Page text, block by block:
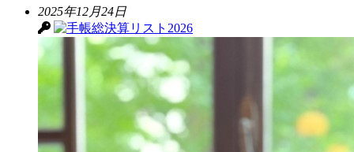
2025年12月24日